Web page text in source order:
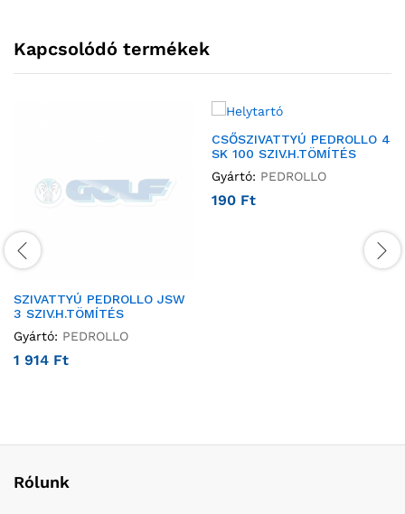
Kapcsolódó termékek
SZIVATTYÚ PEDROLLO JSW
3 SZIV.H.TÖMÍTÉS
Gyártó: PEDROLLO
1 914 Ft
CSŐSZIVATTYÚ PEDROLLO 4
SK 100 SZIV.H.TÖMÍTÉS
Gyártó: PEDROLLO
190 Ft
Rólunk